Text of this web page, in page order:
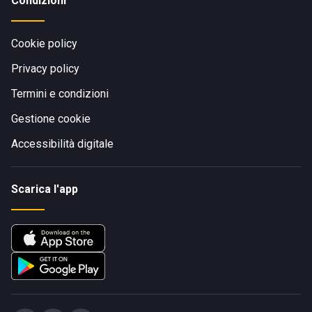
Cookie policy
Privacy policy
Termini e condizioni
Gestione cookie
Accessibilità digitale
Scarica l'app